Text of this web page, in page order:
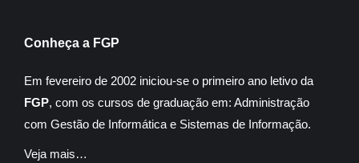
Conheça a FGP
Em fevereiro de 2002 iniciou-se o primeiro ano letivo da
FGP, com os cursos de graduação em: Administração
com Gestão de Informática e Sistemas de Informação.
Veja mais…